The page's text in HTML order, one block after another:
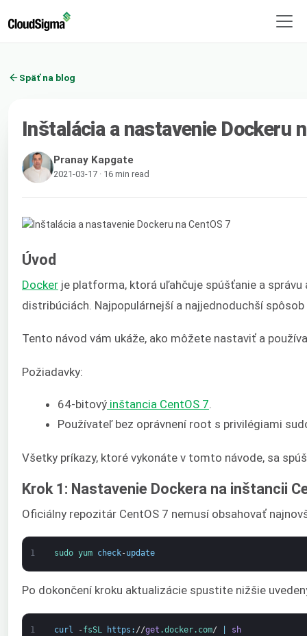
Späť na blog
Inštalácia a nastavenie Dockeru
Pranay Kapgate
2021-03-17 · 16 min read
Úvod
Docker je platforma, ktorá uľahčuje spúšťanie a
distribúciách. Najpopulárnejší a najjednoduchší
Tento návod vám ukáže, ako môžete nastaviť a
Požiadavky:
64-bitový inštancia CentOS 7.
Používateľ bez oprávnení root s privilégiami
Všetky príkazy, ktoré vykonáte v tomto návode, sa
Krok 1: Nastavenie Dockera na inštancii
Oficiálny repozitár CentOS 7 nemusí obsahovať
1 sudo yum check-update
Po dokončení kroku aktualizácie spustite nižšie
1 curl -fsSL https : //get .docker.com/ sh